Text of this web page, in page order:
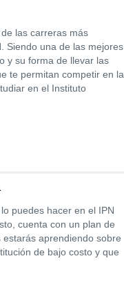
las carreras más
Siendo una de las mejores
y su forma de llevar las
te permitan competir en la
en el Instituto
puedes hacer en el IPN
cuenta con un plan de
aprendiendo sobre
de bajo costo y que